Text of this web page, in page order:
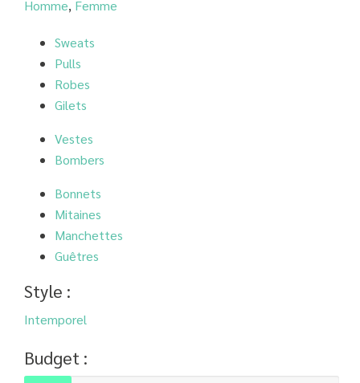
Homme, Femme
Sweats
Pulls
Robes
Gilets
Vestes
Bombers
Bonnets
Mitaines
Manchettes
Guêtres
Style :
Intemporel
Budget :